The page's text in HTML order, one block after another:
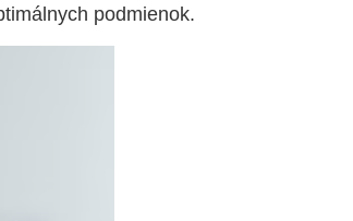
podmienok.